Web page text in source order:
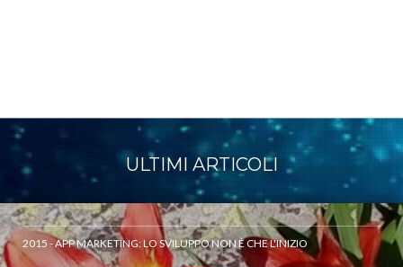
ULTIMI ARTICOLI
2015 - APP MARKETING: LO SVILUPPO NON È CHE L'INIZIO